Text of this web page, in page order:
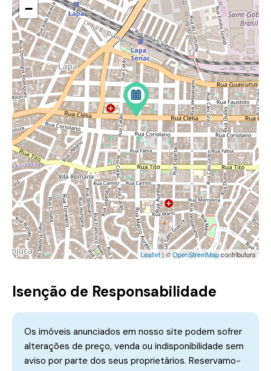
−
Leaflet | ©OpenStreetMapcontributors
Isenção de Responsabilidade
Os imóveis anunciados em nosso site podem sofrer
alterações de preço, venda ou indisponibilidade sem
aviso por parte dos seus proprietários. Reservamo-